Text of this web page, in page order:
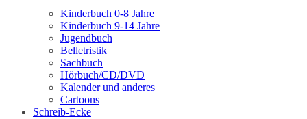
Kinderbuch 0-8 Jahre
Kinderbuch 9-14 Jahre
Jugendbuch
Belletristik
Sachbuch
Hörbuch/CD/DVD
Kalender und anderes
Cartoons
Schreib-Ecke